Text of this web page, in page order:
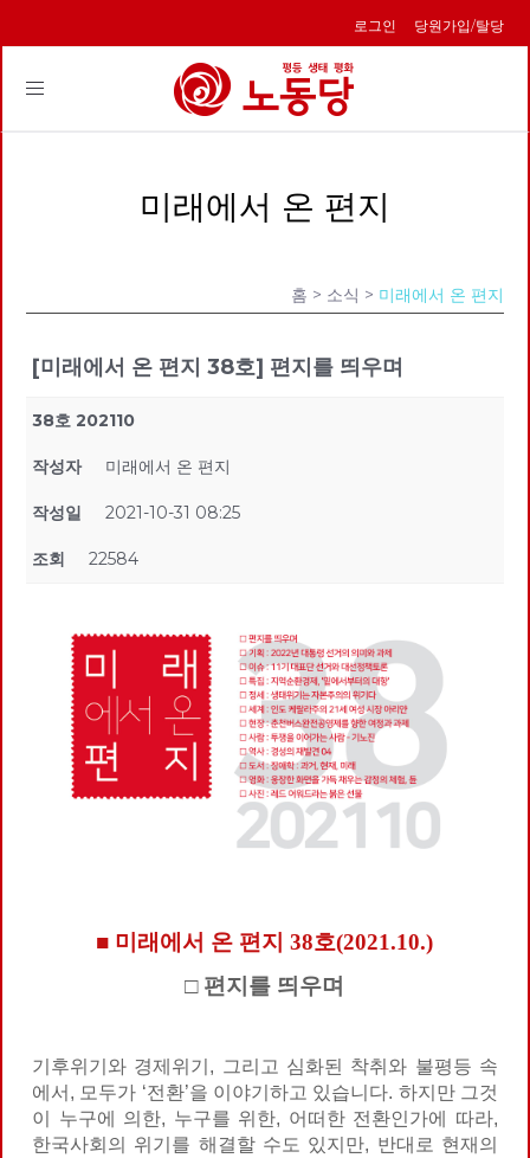
로그인 당원가입/탈당
Toggle
미래에서 온 편지
홈 > 소식 > 미래에서 온 편지
[미래에서 온 편지 38호] 편지를 띄우며
38호 202110
작성자 미래에서 온 편지
작성일 2021-10-31 08:25
조회 22584
■ 미래에서 온 편지 38호(2021.10.)
□ 편지를 띄우며
기후위기와 경제위기, 그리고 심화된 착취와 불평등 속
에서, 모두가 ‘전환’을 이야기하고 있습니다. 하지만 그것
이 누구에 의한, 누구를 위한, 어떠한 전환인가에 따라,
한국사회의 위기를 해결할 수도 있지만, 반대로 현재의